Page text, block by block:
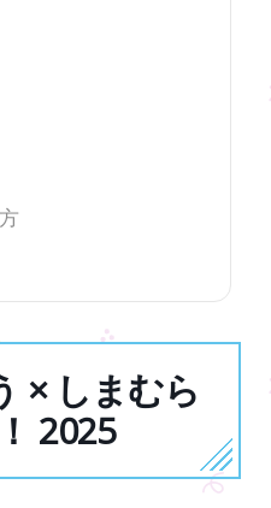
× しまむら
2025